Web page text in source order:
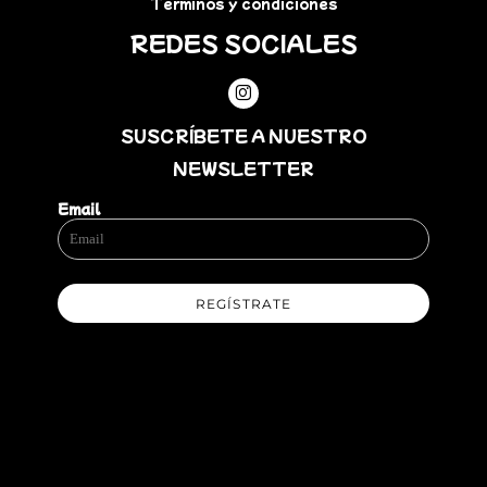
REDES SOCIALES
SUSCRÍBETE A NUESTRO
NEWSLETTER
Email
REGÍSTRATE